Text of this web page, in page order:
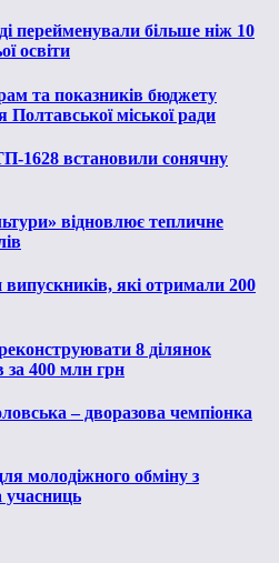
перейменували більше ніж 10
освіти
та показників бюджету
Полтавської міської ради
1628 встановили сонячну
відновлює тепличне
які отримали 200
8 ділянок
за 400 млн грн
– дворазова чемпіонка
молодіжного обміну з
учасниць